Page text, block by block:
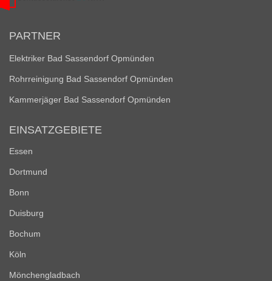
PARTNER
Elektriker Bad Sassendorf Opmünden
Rohrreinigung Bad Sassendorf Opmünden
Kammerjäger Bad Sassendorf Opmünden
EINSATZGEBIETE
Essen
Dortmund
Bonn
Duisburg
Bochum
Köln
Mönchengladbach